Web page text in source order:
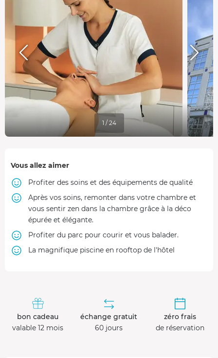
1 / 24
Vous allez aimer
Profiter des soins et des équipements de qualité
Après vos soins, remonter dans votre chambre et
vous sentir zen dans la chambre grâce à la déco
épurée et élégante.
Profiter du parc pour courir et vous balader.
La magnifique piscine en rooftop de l'hôtel
bon cadeau
valable 12 mois
échange gratuit
60 jours
zéro frais
de réservation